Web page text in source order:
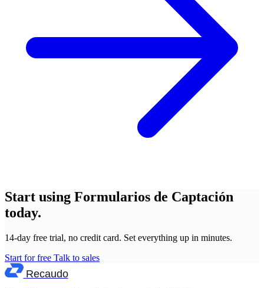
Start using Formularios de Captación
today.
14-day free trial, no credit card. Set everything up in minutes.
Start for free Talk to sales
Recaudo